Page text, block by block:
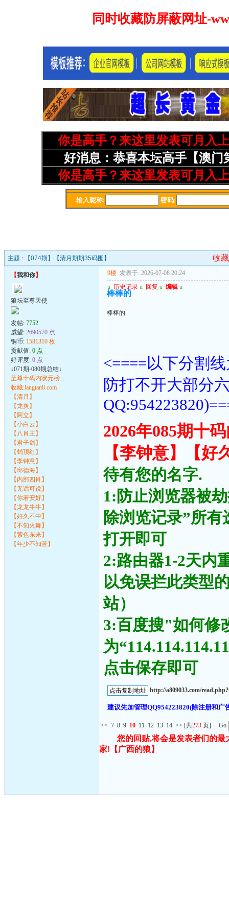
主题 : 【074期】【清月期期35码围】 收
【我和你】
狼坛至尊天使
发帖: 7752
威望: 2690570 点
铜币: 1581310 枚
贡献值: 0 点
好评度: 0 点
↓071期-080期总结↓
至尊十码内状元榜
收藏:langtan8.com
【清月】
【龙炎】
【阿立】
【小白云】
【八肖王】
【君子剑】
【鹤顶红】
【李钟意】
【邱德海】
【内部四肖】
【无话可说】
【你若安好】
【龙龙牛牛】
【好久不中】
【不知火舞】
【紫色东来】
【年少不知苦】
9楼 发表于: 2026-07-08 20:24
u 历史记录 u 回复 u 编辑 u
棒棒的
棒棒的
<====以下分割
防打不开大部分
2026年085期十
【李钟意】【
待有您的名字.
1:防止浏览器被
除浏览记录”所
打开即可
2:路由器1-2天内
以免误拦此类型
站）
3:百度搜"如何修
为
点击保存即可
http://a809033.com/
建议先加管理QQ954223820(除注册和
<< 7 8 9 10 11 12 13 14 >> [共273 页] Go
您的回贴,将会是发表者们的
家! 【广西的狼】